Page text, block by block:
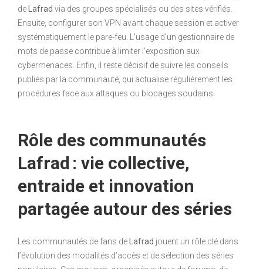
de
Lafrad via des groupes spécialisés ou des sites vérifiés.
Ensuite, configurer son VPN avant chaque session et activer
systématiquement le pare-feu. L’usage d’un gestionnaire de
mots de passe contribue à limiter l’exposition aux
cybermenaces. Enfin, il reste décisif de suivre les conseils
publiés par la communauté, qui actualise régulièrement les
procédures face aux attaques ou blocages soudains.
Rôle des communautés
Lafrad : vie collective,
entraide et innovation
partagée autour des séries
Les communautés de fans de Lafrad jouent un rôle clé dans
l’évolution des modalités d’accès et de sélection des séries